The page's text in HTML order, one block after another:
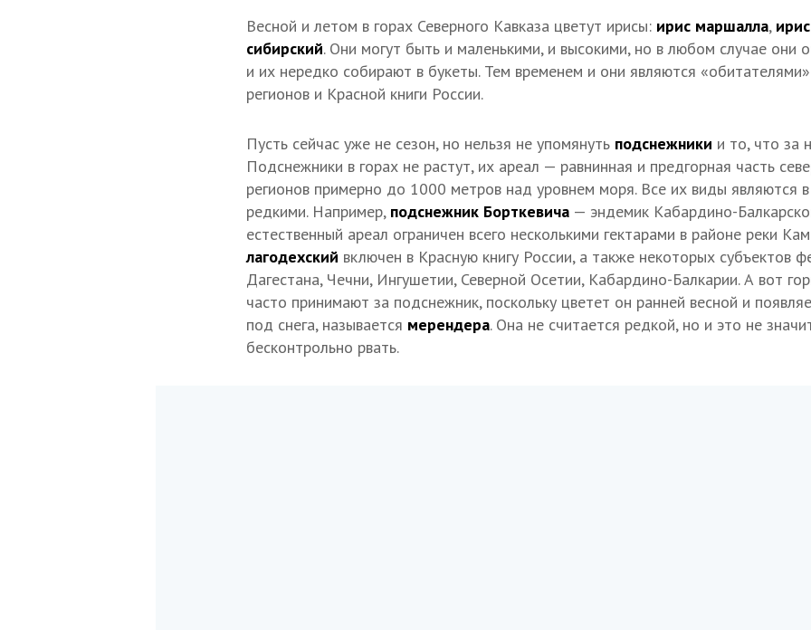
Весной и летом в горах Северного Кавказа цветут ирисы: ирис маршалла,
сибирский. Они могут быть и маленькими, и высокими, но в любом случае они
и их нередко собирают в букеты. Тем временем и они являются
регионов и Красной книги России.
Пусть сейчас уже не сезон, но нельзя не упомянуть подснежники и то, что за
Подснежники в горах не растут, их ареал — равнинная и предгорная часть
регионов примерно до 1000 метров над уровнем моря. Все их виды являются
редкими. Например, подснежник Борткевича — эндемик Кабардино-
естественный ареал ограничен всего несколькими гектарами в районе реки
лагодехский включен в Красную книгу России, а также некоторых субъектов
Дагестана, Чечни, Ингушетии, Северной Осетии, Кабардино-Балкарии. А вот
часто принимают за подснежник, поскольку цветет он ранней весной и
под снега, называется мерендера. Она не считается редкой, но и это не
бесконтрольно рвать.